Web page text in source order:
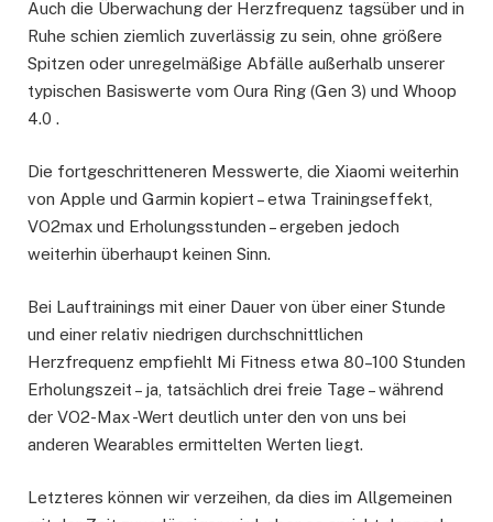
Auch die Überwachung der Herzfrequenz tagsüber und in
Ruhe schien ziemlich zuverlässig zu sein, ohne größere
Spitzen oder unregelmäßige Abfälle außerhalb unserer
typischen Basiswerte vom Oura Ring (Gen 3) und Whoop
4.0 .
Die fortgeschritteneren Messwerte, die Xiaomi weiterhin
von Apple und Garmin kopiert – etwa Trainingseffekt,
VO2max und Erholungsstunden – ergeben jedoch
weiterhin überhaupt keinen Sinn.
Bei Lauftrainings mit einer Dauer von über einer Stunde
und einer relativ niedrigen durchschnittlichen
Herzfrequenz empfiehlt Mi Fitness etwa 80–100 Stunden
Erholungszeit – ja, tatsächlich drei freie Tage – während
der VO2-Max -Wert deutlich unter den von uns bei
anderen Wearables ermittelten Werten liegt.
Letzteres können wir verzeihen, da dies im Allgemeinen